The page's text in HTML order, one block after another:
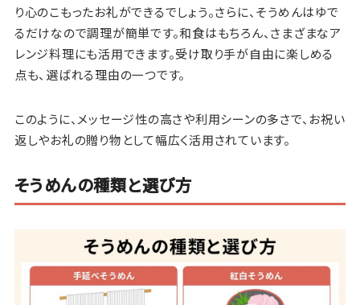
り心のこもったお礼ができるでしょう。さらに、そうめんはゆで
るだけなので調理が簡単です。和食はもちろん、さまざまなア
レンジ料理にも活用できます。受け取り手が自由に楽しめる
点も、選ばれる理由の一つです。
このように、メッセージ性の高さや利用シーンの多さで、お祝い
返しやお礼の贈り物として幅広く活用されています。
そうめんの種類と選び方